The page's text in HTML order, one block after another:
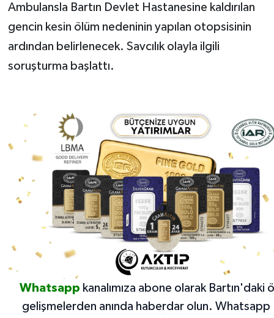
Ambulansla Bartın Devlet Hastanesine kaldırılan
gencin kesin ölüm nedeninin yapılan otopsisinin
ardından belirlenecek. Savcılık olayla ilgili
soruşturma başlattı.
Whatsapp kanalımıza abone olarak Bartın'daki
gelişmelerden anında haberdar olun. Whatsapp